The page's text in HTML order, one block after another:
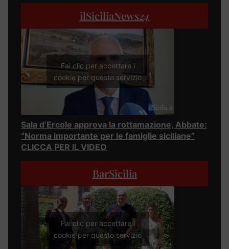
ilSiciliaNews24
Fai clic per accettare i
cookie per questo servizio
Sala d’Ercole approva la rottamazione, Abbate:
“Norma importante per le famiglie siciliane”
CLICCA PER IL VIDEO
BarSicilia
Fai clic per accettare i
cookie per questo servizio